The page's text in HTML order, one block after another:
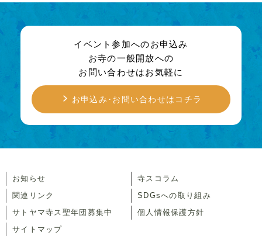
イベント参加へのお申込み
お寺の一般開放への
お問い合わせはお気軽に
お申込み･お問い合わせはコチラ
お知らせ
寺スコラム
関連リンク
SDGsへの取り組み
サトヤマ寺ス聖年団募集中
個人情報保護方針
サイトマップ